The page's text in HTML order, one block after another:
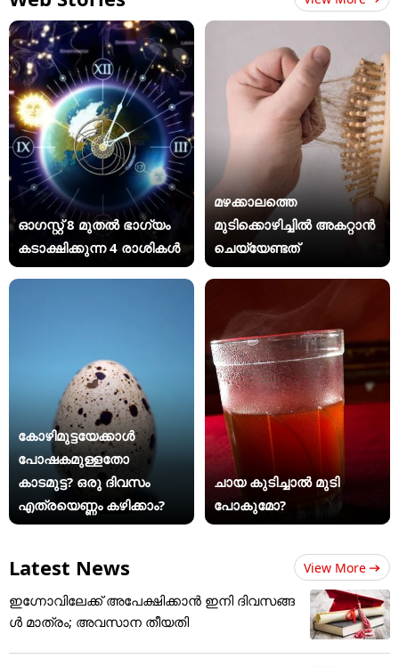
ഓഗസ്റ്റ് 8 മുതൽ ഭാഗ്യം
കടാക്ഷിക്കുന്ന 4 രാശികൾ
മഴക്കാലത്തെ
മുടിക്കൊഴിച്ചിൽ അകറ്റാൻ
ചെയ്യേണ്ടത്
കോഴിമുട്ടയേക്കാൾ
പോഷകമുള്ളതോ
കാടമുട്ട? ഒരു ദിവസം
എത്രയെണ്ണം കഴിക്കാം?
ചായ കുടിച്ചാൽ മുടി
പോകുമോ?
Latest News View More
ഇഗ്നോവിലേക്ക് അപേക്ഷിക്കാൻ ഇനി ദിവസങ്ങ
ൾ മാത്രം; അവസാന തീയതി